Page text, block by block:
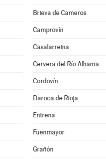
Brieva de Cameros
Camprovín
Casalarreina
Cervera del Río Alhama
Cordovín
Daroca de Rioja
Entrena
Fuenmayor
Grañón